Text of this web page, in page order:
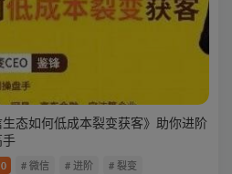
态如何低成本裂变获客》助你进阶
# 微信 # 进阶 # 裂变